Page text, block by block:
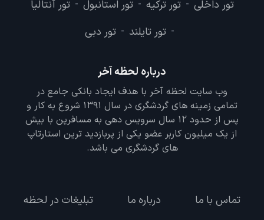
تور داخلی - تور ترکیه - تور استانبول - تور آنتالیا
- تور تایلند - تور دبی
درباره لحظه آخر
وب سایت لحظه آخر با هدف ایجاد بانکی جامع در
تمامی زمینه های گردشگری در سال 1391 شروع به کار و
پس از حدود 12 سال سرویس دهی به مسافرین با بیش
از یک میلیون کاربر عضو یکی از پربازدید ترین استارتاپ
های گردشگری می باشد.
تماس با ما درباره ما تبلیغات در لحظه